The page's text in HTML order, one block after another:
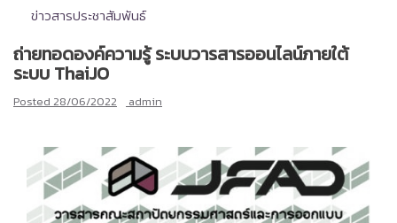
ข่าวสารประชาสัมพันธ์
ถ่ายทอดองค์ความรู้ ระบบวารสารออนไลน์ภายใต้
ระบบ ThaiJO
Posted 28/06/2022 admin